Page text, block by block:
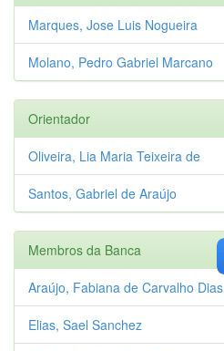
Marques, Jose Luis Nogueira
Molano, Pedro Gabriel Marcano
Orientador
Oliveira, Lia Maria Teixeira de
Santos, Gabriel de Araújo
Membros da Banca
Araújo, Fabiana de Carvalho Dias
Elias, Sael Sanchez